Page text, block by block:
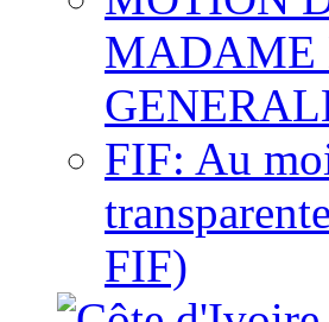
MADAME
FIF: Au
FIF)